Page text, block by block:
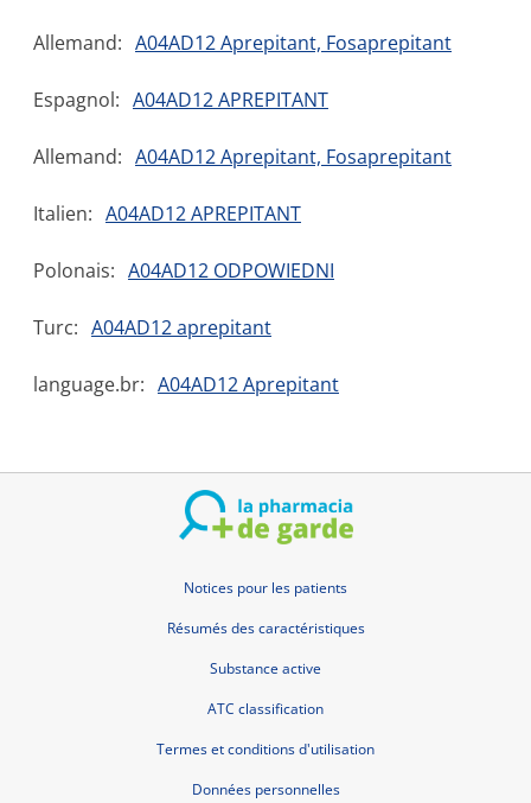
Allemand: A04AD12 Aprepitant, Fosaprepitant
Espagnol: A04AD12 APREPITANT
Allemand: A04AD12 Aprepitant, Fosaprepitant
Italien: A04AD12 APREPITANT
Polonais: A04AD12 ODPOWIEDNI
Turc: A04AD12 aprepitant
language.br: A04AD12 Aprepitant
Notices pour les patients
Résumés des caractéristiques
Substance active
ATC classification
Termes et conditions d'utilisation
Données personnelles